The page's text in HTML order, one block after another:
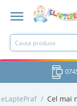
eLaptePraf / Cel mai